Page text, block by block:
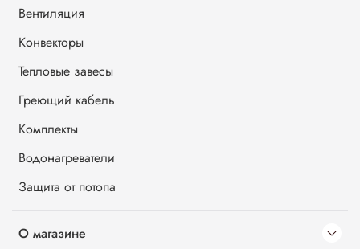
Вентиляция
Конвекторы
Тепловые завесы
Греющий кабель
Комплекты
Водонагреватели
Защита от потопа
О магазине